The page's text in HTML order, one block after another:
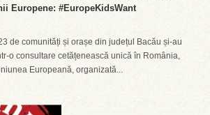
Europene: #EuropeKidsWant
de comunități și orașe din județul Bacău și-au
o consultare cetățenească unică în România,
Europeană, organizată...